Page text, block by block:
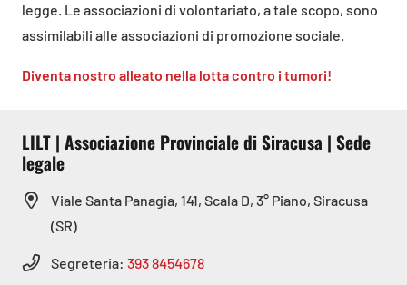
legge. Le associazioni di volontariato, a tale scopo, sono
assimilabili alle associazioni di promozione sociale.
Diventa nostro alleato nella lotta contro i tumori!
LILT | Associazione Provinciale di Siracusa | Sede
legale
Viale Santa Panagia, 141, Scala D, 3° Piano, Siracusa
(SR)
Segreteria: 393 8454678